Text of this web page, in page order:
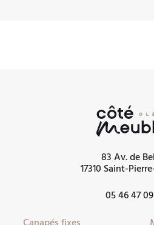
83 Av. de
17310 Saint-
05 46 47